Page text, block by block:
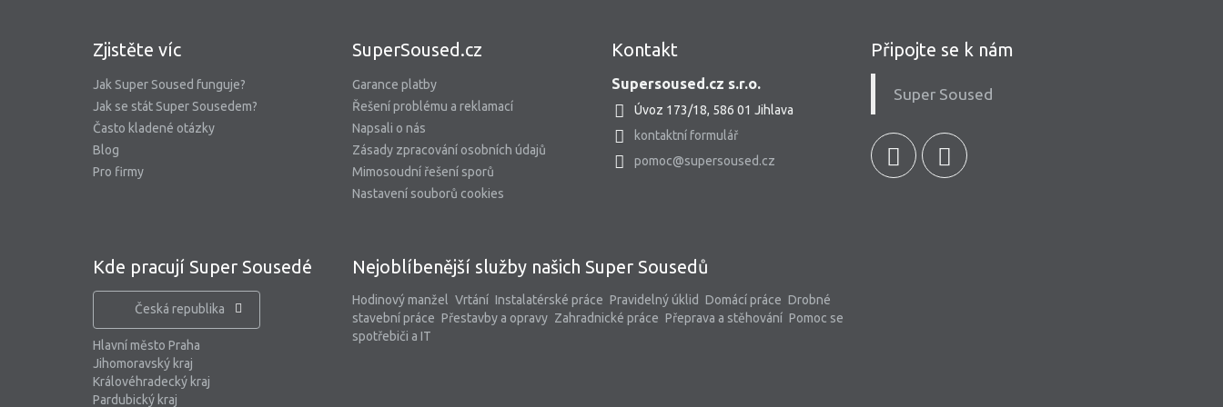
Zjistěte víc
Jak Super Soused funguje?
Jak se stát Super Sousedem?
Často kladené otázky
Blog
Pro firmy
SuperSoused.cz
Garance platby
Řešení problému a reklamací
Napsali o nás
Zásady zpracování osobních údajů
Mimosoudní řešení sporů
Nastavení souborů cookies
Kontakt
Supersoused.cz s.r.o.
Úvoz 173/18, 586 01 Jihlava
kontaktní formulář
pomoc@supersoused.cz
Kde pracují Super Sousedé
Česká republika
Hlavní město Praha
Jihomoravský kraj
Královéhradecký kraj
Pardubický kraj
Nejoblíbenější služby našich Super Sousedů
Hodinový manžel Vrtání Instalatérské práce Pravidelný úklid Domácí práce Drobné
stavební práce Přestavby a opravy Zahradnické práce Přeprava a stěhování Pomoc se
spotřebiči a IT
Připojte se k nám
Super Soused